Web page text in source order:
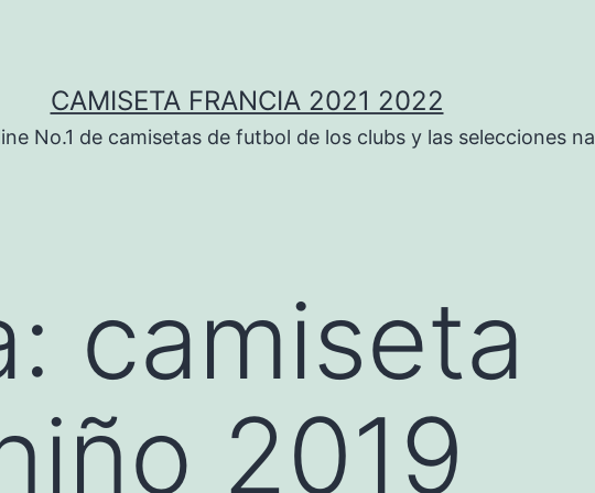
CAMISETA FRANCIA 2021 2022
No.1 de camisetas de futbol de los clubs y las selecciones
camiseta
2019